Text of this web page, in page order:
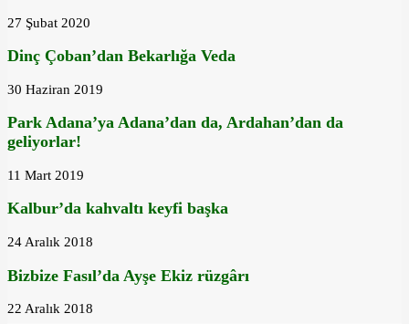
27 Şubat 2020
Dinç Çoban’dan Bekarlığa Veda
30 Haziran 2019
Park Adana’ya Adana’dan da, Ardahan’dan da
geliyorlar!
11 Mart 2019
Kalbur’da kahvaltı keyfi başka
24 Aralık 2018
Bizbize Fasıl’da Ayşe Ekiz rüzgârı
22 Aralık 2018